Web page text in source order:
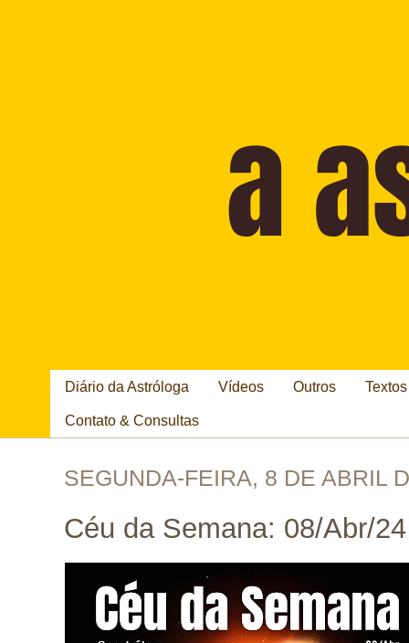
Diário da Astróloga Vídeos Outros
Contato & Consultas
SEGUNDA-FEIRA, 8 DE ABRIL
Céu da Semana: 08/Abr/